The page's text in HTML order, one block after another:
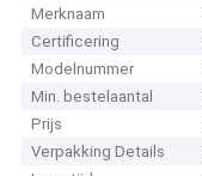
Merknaam
Certificering
Modelnummer
Min. bestelaantal
Prijs
Verpakking Details